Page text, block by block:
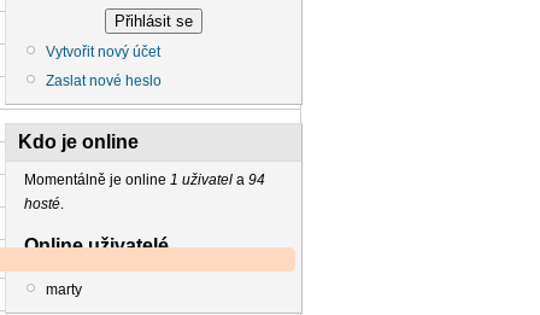
Vytvořit nový účet
Zaslat nové heslo
Kdo je online
Momentálně je online 1 uživatel a 94
hosté.
Online uživatelé
marty